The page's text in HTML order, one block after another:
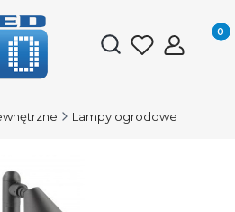
Otwórz
Lampy ogrodowe